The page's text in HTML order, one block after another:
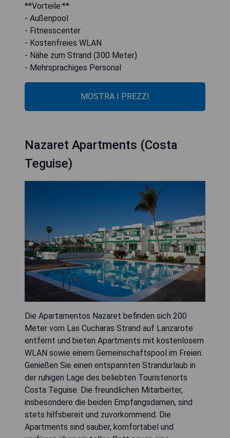
**Vorteile:**
- Außenpool
- Fitnesscenter
- Kostenfreies WLAN
- Nähe zum Strand (300 Meter)
- Mehrsprachiges Personal
MOSTRA I PREZZI
Nazaret Apartments (Costa
Teguise)
Die Apartamentos Nazaret befinden sich 200
Meter vom Las Cucharas Strand auf Lanzarote
entfernt und bieten Apartments mit kostenlosem
WLAN sowie einem Gemeinschaftspool im Freien.
Genießen Sie einen entspannten Strandurlaub in
der ruhigen Lage des beliebten Touristenorts
Costa Teguise. Die freundlichen Mitarbeiter,
insbesondere die beiden Empfangsdamen, sind
stets hilfsbereit und zuvorkommend. Die
Apartments sind sauber, komfortabel und